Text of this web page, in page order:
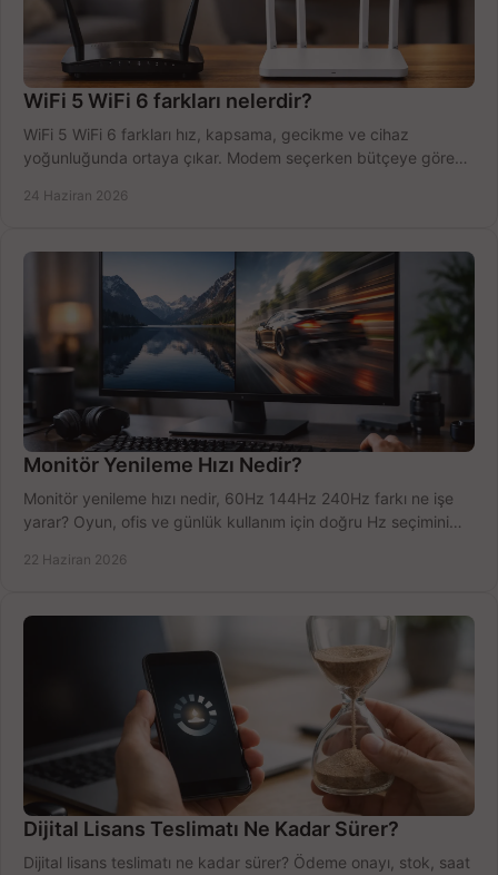
WiFi 5 WiFi 6 farkları nelerdir?
WiFi 5 WiFi 6 farkları hız, kapsama, gecikme ve cihaz
yoğunluğunda ortaya çıkar. Modem seçerken bütçeye göre
24 Haziran 2026
Monitör Yenileme Hızı Nedir?
Monitör yenileme hızı nedir, 60Hz 144Hz 240Hz farkı ne işe
yarar? Oyun, ofis ve günlük kullanım için doğru Hz seçimini
22 Haziran 2026
Dijital Lisans Teslimatı Ne Kadar Sürer?
Dijital lisans teslimatı ne kadar sürer? Ödeme onayı, stok, saat